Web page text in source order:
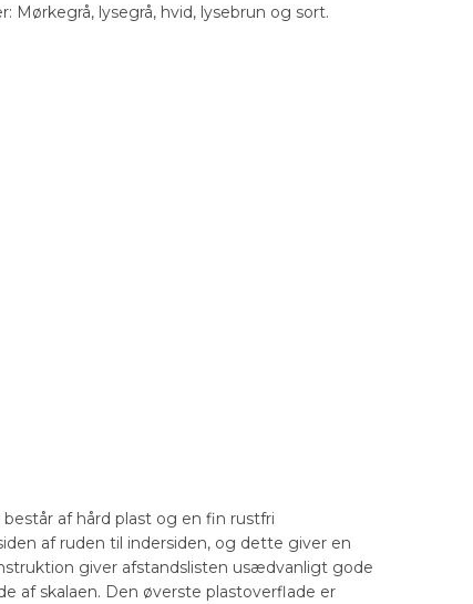
lysegrå, hvid, lysebrun og sort.
af hård plast og en fin rustfri
af ruden til indersiden, og dette giver en
giver afstandslisten usædvanligt gode
af skalaen. Den øverste plastoverflade er